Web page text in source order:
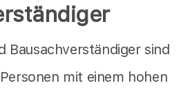
Bausachverständiger sind
mit einem hohen